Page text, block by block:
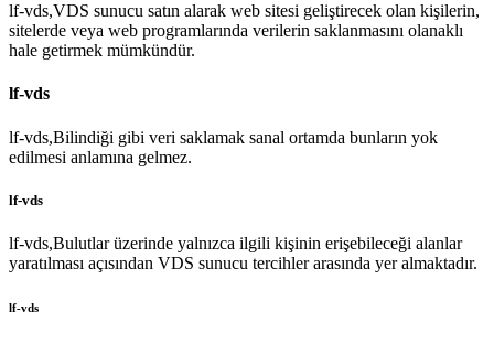
lf-vds,VDS sunucu satın alarak web sitesi geliştirecek olan kişilerin,
sitelerde veya web programlarında verilerin saklanmasını olanaklı
hale getirmek mümkündür.
lf-vds
lf-vds,Bilindiği gibi veri saklamak sanal ortamda bunların yok
edilmesi anlamına gelmez.
lf-vds
lf-vds,Bulutlar üzerinde yalnızca ilgili kişinin erişebileceği alanlar
yaratılması açısından VDS sunucu tercihler arasında yer almaktadır.
lf-vds